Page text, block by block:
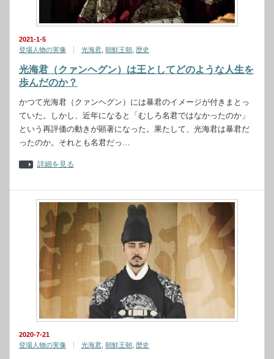
2021-1-5
登場人物の実像
光海君 朝鮮王朝 歴史
光海君（クァンヘグン）は王としてどのような人生を
歩んだのか？
かつて光海君（クァンヘグン）には暴君のイメージが付きまとっ
ていた。しかし、近年になると「むしろ名君ではなかったのか」
という再評価の動きが顕著になった。果たして、光海君は暴君だ
ったのか。それとも名君だっ…
詳細を見る
2020-7-21
登場人物の実像
光海君 朝鮮王朝 歴史